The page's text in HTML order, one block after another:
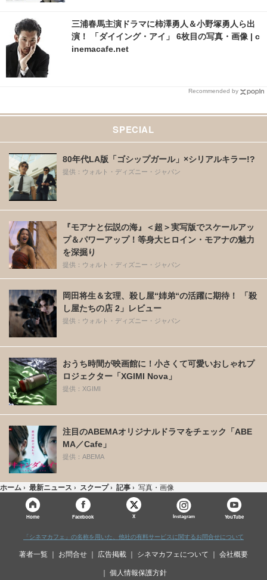
三浦春馬主演ドラマに柿澤勇人＆小野塚勇人ら出
演！ 「ダイイング・アイ」 6枚目の写真・画像 | c
inemacafe.net
Recommended by
SPECIAL
80年代LA版「ゴシップガール」×シリアルキラー!?
提供：ウォルト・ディズニー・ジャパン
『モアナと伝説の海』＜超＞実写版でスケールアッ
プ＆パワーアップ！等身大ヒロイン・モアナの魅力
を深掘り
提供：ウォルト・ディズニー・ジャパン
岡田将生＆玄理、殺し屋“姉弟“の活躍に期待！ 「殺
し屋たちの店 2」レビュー
提供：ウォルト・ディズニー・ジャパン
おうち時間が映画館に！小さくて可愛いおしゃれプ
ロジェクター「XGIMI Nova」
提供：XGIMI
注目のABEMAオリジナルドラマをチェック「ABE
MA／Cafe」
提供：ABEMA
ホーム › 最新ニュース › スクープ › 記事 › 写真・画像
Home Facebook X Instagram YouTube
「シネマカフェ」の名称を用いた、他社の有料サービスに関するお問合せについて
著者一覧 お問合せ 広告掲載 シネマカフェについて 会社概要
個人情報保護方針